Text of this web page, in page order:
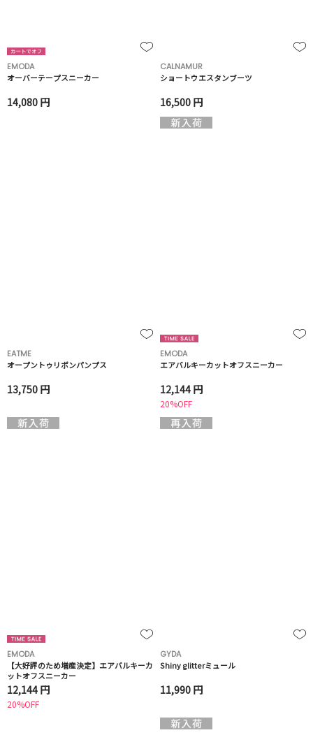
EMODA
オーバーテープスニーカー
14,080 円
CALNAMUR
ショートウエスタンブーツ
16,500 円
EATME
オープントゥリボンパンプス
13,750 円
EMODA
エアバルキーカットオフスニーカー
12,144 円
20%OFF
EMODA
【大好評のため増産決定】エアバルキーカ
ットオフスニーカー
12,144 円
20%OFF
GYDA
Shiny glitterミュール
11,990 円